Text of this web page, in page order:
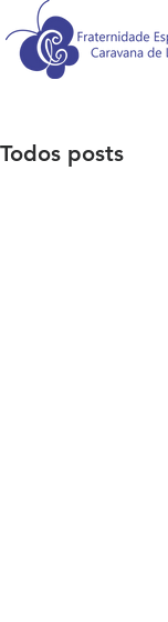
Todos posts